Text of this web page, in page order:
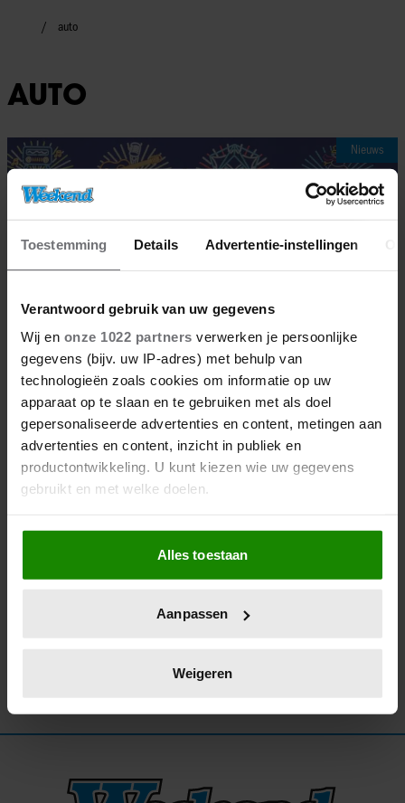
Toestemming Details Advertentie-instellingen
Verantwoord gebruik van uw gegevens
Wij en onze 1022 partners verwerken je persoonlijke
gegevens (bijv. uw IP-adres) met behulp van
technologieën zoals cookies om informatie op uw
apparaat op te slaan en te gebruiken met als doel
gepersonaliseerde advertenties en content, metingen aan
advertenties en content, inzicht in publiek en
productontwikkeling. U kunt kiezen wie uw gegevens
gebruikt en met welke doelen.
Als u het toestaat, willen we ook graag:
Informatie verzamelen over uw geografische
locatie, die tot een paar meter nauwkeurig kan zijn
scannen op specifieke eigenschappen (fingerprinting)
verwerkt en stel uw voorkeuren in het
intrekken in de Cookieverklaring.
personaliseren, om functies voor social media te bieden
en om ons websiteverkeer te analyseren. Ook delen we
Alles toestaan
Aanpassen
Weigeren
auto
AUTO
Nieuws
23/12/2025
VOLKSZANGER SANDER KWARTEN
BEDANKT VOOR STEUN NA DIEFSTAL AUTO
MET KINDEREN